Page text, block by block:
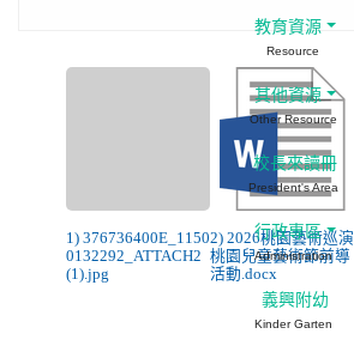
1) 376736400E_1150
0132292_ATTACH2
(1).jpg
2) 2026桃園藝術巡演
桃園兒童藝術節前導
活動.docx
教育資源
Resource
其他資源
Other Resource
校長來讀冊
President's Area
行政專區
Administration
義興附幼
Kinder Garten